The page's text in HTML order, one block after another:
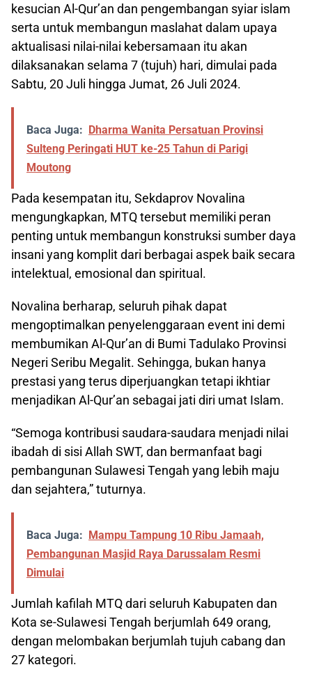
kesucian Al-Qur’an dan pengembangan syiar islam
serta untuk membangun maslahat dalam upaya
aktualisasi nilai-nilai kebersamaan itu akan
dilaksanakan selama 7 (tujuh) hari, dimulai pada
Sabtu, 20 Juli hingga Jumat, 26 Juli 2024.
Baca Juga: Dharma Wanita Persatuan Provinsi
Sulteng Peringati HUT ke-25 Tahun di Parigi
Moutong
Pada kesempatan itu, Sekdaprov Novalina
mengungkapkan, MTQ tersebut memiliki peran
penting untuk membangun konstruksi sumber daya
insani yang komplit dari berbagai aspek baik secara
intelektual, emosional dan spiritual.
Novalina berharap, seluruh pihak dapat
mengoptimalkan penyelenggaraan event ini demi
membumikan Al-Qur’an di Bumi Tadulako Provinsi
Negeri Seribu Megalit. Sehingga, bukan hanya
prestasi yang terus diperjuangkan tetapi ikhtiar
menjadikan Al-Qur’an sebagai jati diri umat Islam.
“Semoga kontribusi saudara-saudara menjadi nilai
ibadah di sisi Allah SWT, dan bermanfaat bagi
pembangunan Sulawesi Tengah yang lebih maju
dan sejahtera,” tuturnya.
Baca Juga: Mampu Tampung 10 Ribu Jamaah,
Pembangunan Masjid Raya Darussalam Resmi
Dimulai
Jumlah kafilah MTQ dari seluruh Kabupaten dan
Kota se-Sulawesi Tengah berjumlah 649 orang,
dengan melombakan berjumlah tujuh cabang dan
27 kategori.